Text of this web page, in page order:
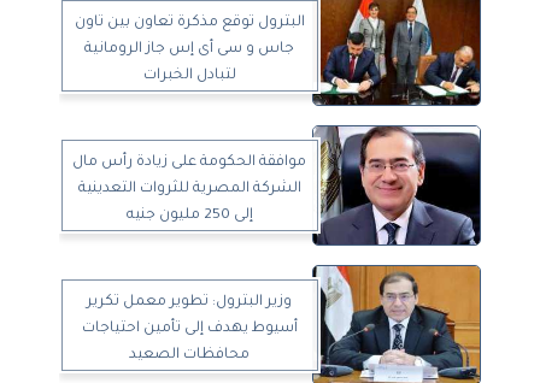
البترول توقع مذكرة تعاون بين تاون
جاس و سى أى إس جاز الرومانية
لتبادل الخبرات
موافقة الحكومة على زيادة رأس مال
الشركة المصرية للثروات التعدينية
إلى 250 مليون جنيه
وزير البترول: تطوير معمل تكرير
أسيوط يهدف إلى تأمين احتياجات
محافظات الصعيد